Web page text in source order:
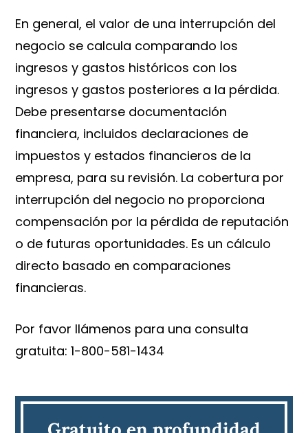
En general, el valor de una interrupción del
negocio se calcula comparando los
ingresos y gastos históricos con los
ingresos y gastos posteriores a la pérdida.
Debe presentarse documentación
financiera, incluidos declaraciones de
impuestos y estados financieros de la
empresa, para su revisión. La cobertura por
interrupción del negocio no proporciona
compensación por la pérdida de reputación
o de futuras oportunidades. Es un cálculo
directo basado en comparaciones
financieras.
Por favor llámenos para una consulta
gratuita: 1-800-581-1434